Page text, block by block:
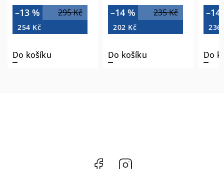
295 Kč
–13 %
254 Kč
Do košíku
235 Kč
–14 %
202 Kč
Do košíku
–14
236
Do
Facebook